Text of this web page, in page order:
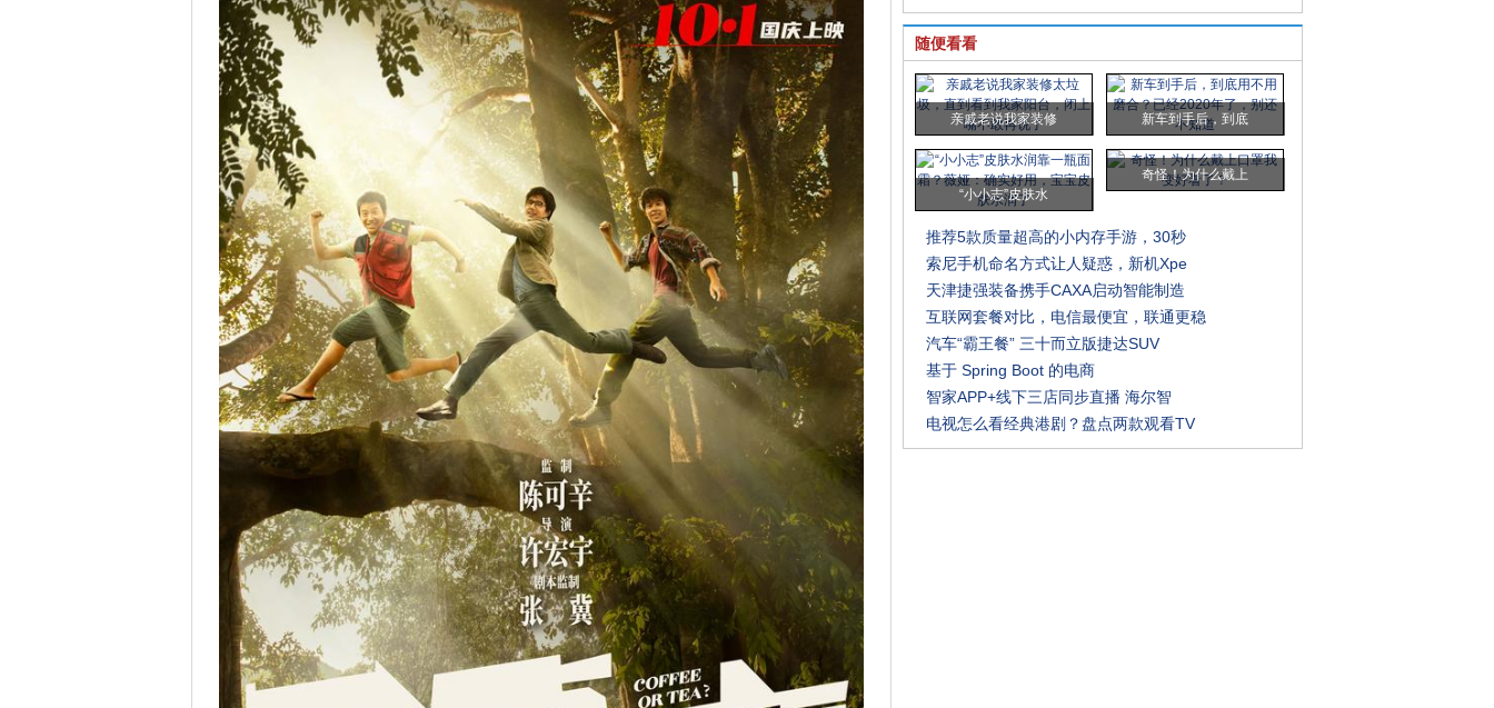
随便看看
亲戚老说我家装修 新车到手后，到底
“小小志”皮肤水
奇怪！为什么戴上
推荐5款质量超高的小内存手游，30秒
索尼手机命名方式让人疑惑，新机Xpe
天津捷强装备携手CAXA启动智能制造
互联网套餐对比，电信最便宜，联通更稳
汽车“霸王餐” 三十而立版捷达SUV
基于 Spring Boot 的电商
智家APP+线下三店同步直播 海尔智
电视怎么看经典港剧？盘点两款观看TV